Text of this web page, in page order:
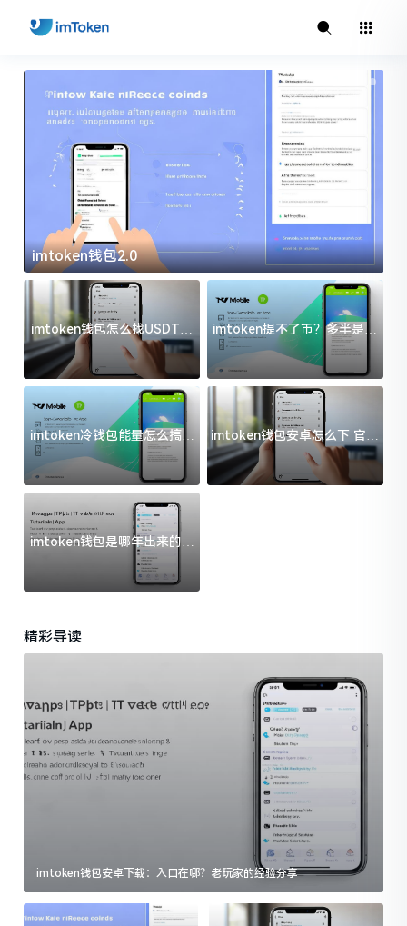
imtoken钱包2.0
imtoken钱包怎么找USDT地
址？三步搞定不踩坑
imtoken提不了币？多半是这
几件事没处理好
imtoken冷钱包能量怎么搞？
过来人告诉你门道
imtoken钱包安卓怎么下 官方
渠道避坑指南
imtoken钱包是哪年出来的？
一文给你说清楚
精彩导读
imtoken钱包安卓下载：入口在哪？老玩家的经验分享